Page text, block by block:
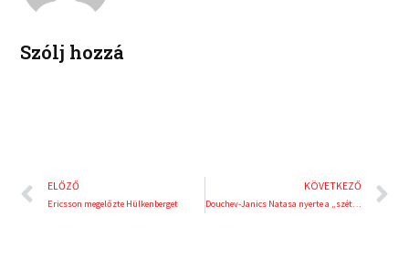
n
Szólj hozzá
Előző
ELŐZŐ
Ericsson megelőzte Hülkenberget
KÖVETKEZŐ
Douchev-Janics Natasa nyerte a „szétlövést”